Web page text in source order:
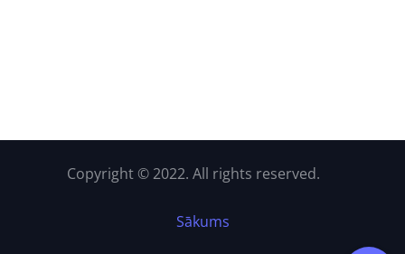
Copyright © 2022. All rights reserved.
Sākums